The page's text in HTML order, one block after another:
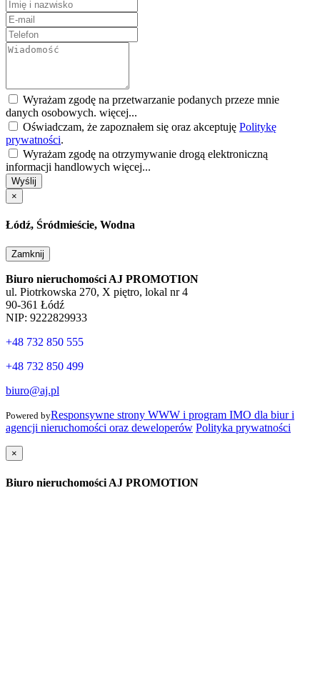
Wyrażam zgodę na przetwarzanie podanych przeze mnie
danych osobowych. więcej...
Oświadczam, że zapoznałem się oraz akceptuję Politykę
prywatności.
Wyrażam zgodę na otrzymywanie drogą elektroniczną
informacji handlowych więcej...
Wyślij
×
Łódź, Śródmieście, Wodna
Zamknij
Biuro nieruchomości AJ PROMOTION
ul. Piotrkowska 270, X piętro, lokal nr 4
90-361 Łódź
NIP: 9222829933
+48 732 850 555
+48 732 850 499
biuro@aj.pl
Powered byResponsywne strony WWW i program IMO dla biur i
agencji nieruchomości oraz deweloperów Polityka prywatności
×
Biuro nieruchomości AJ PROMOTION